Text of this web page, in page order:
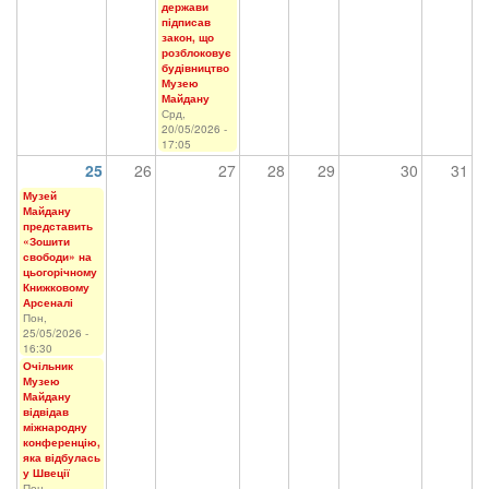
держави
підписав
закон, що
розблоковує
будівництво
Музею
Майдану
Срд,
20/05/2026 -
17:05
25 26 27 28 29 30 31
Музей
Майдану
представить
«Зошити
свободи» на
цьогорічному
Книжковому
Арсеналі
Пон,
25/05/2026 -
16:30
Очільник
Музею
Майдану
відвідав
міжнародну
конференцію,
яка відбулась
у Швеції